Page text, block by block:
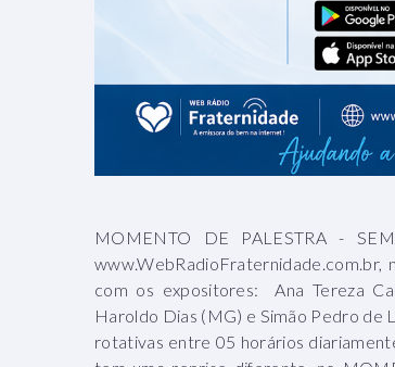
MOMENTO DE PALESTRA -
www.WebRadioFraternidade.com.br,
com os expositores: Ana Tereza
Haroldo Dias (MG) e Simão Pedro de
rotativas entre 05 horários